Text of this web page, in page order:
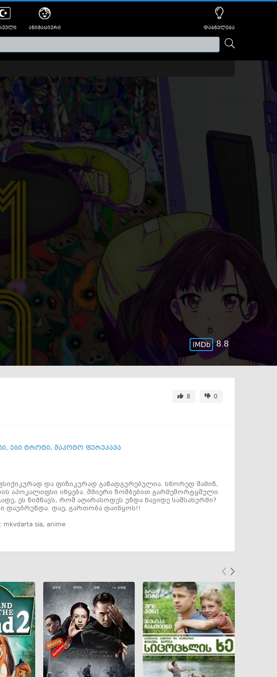
ანიმაციური დაბნელება
8.8
8
0
, ები ტროტი, მაკოტო ფურუკავა
და ფიზიკურად განადგურებულია. სწორედ მაშინ,
აპოკალიფსი იწყება. მშიერი ზომბებით გარშემორტყმული
ეს ნიშნავს, რომ აღარასოდეს უნდა წავიდე სამსახურში?
დაუბრუნდა. დაე, გართობა დაიწყოს!!
mkvdarta sia, anime